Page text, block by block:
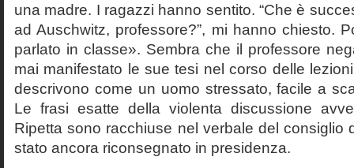
una madre. I ragazzi hanno sentito. “Che è
ad Auschwitz, professore?”, mi hanno chiesto.
parlato in classe». Sembra che il professore
mai manifestato le sue tesi nel corso delle
descrivono come un uomo stressato, facile a
Le frasi esatte della violenta discussione
Ripetta sono racchiuse nel verbale del consiglio
stato ancora riconsegnato in presidenza.